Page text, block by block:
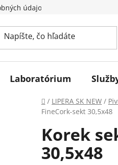
údajov
Laboratórium
Domov
/ LIPERA SK NEW /
FineCork-sekt 30,5x48
Korek
30,5x48